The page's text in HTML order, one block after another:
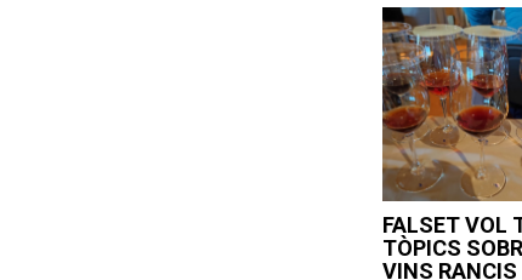
FALSET VOL
TÒPICS
VINS RANCIS